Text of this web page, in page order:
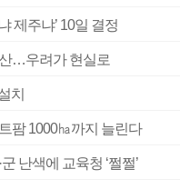
제주냐’ 10일 결정
산…우려가 현실로
치
팜 1000㏊까지 늘린다
난색에 교육청 ‘쩔쩔’